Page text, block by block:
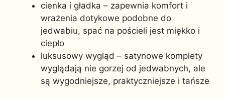
cienka i gładka – zapewnia komfort i
wrażenia dotykowe podobne do
jedwabiu, spać na pościeli jest miękko i
ciepło
luksusowy wygląd – satynowe komplety
wyglądają nie gorzej od jedwabnych, ale
są wygodniejsze, praktyczniejsze i tańsze